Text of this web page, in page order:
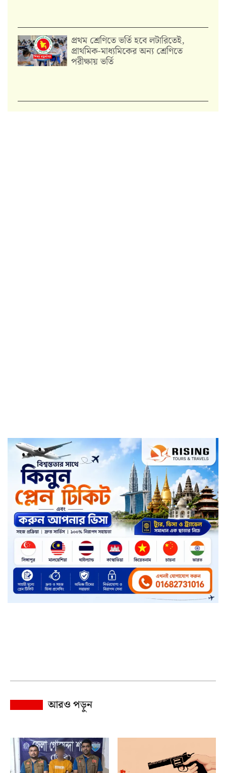
প্রথম শ্রেণিতে ভর্তি হবে লটারিতেই,
প্রাথমিক-মাধ্যমিকের অন্য শ্রেণিতে
পরীক্ষায় ভর্তি
আরও পড়ুন